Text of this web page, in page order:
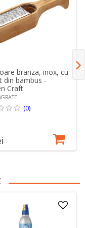
branza, inox, cu
din bambus -
Craft
(0)